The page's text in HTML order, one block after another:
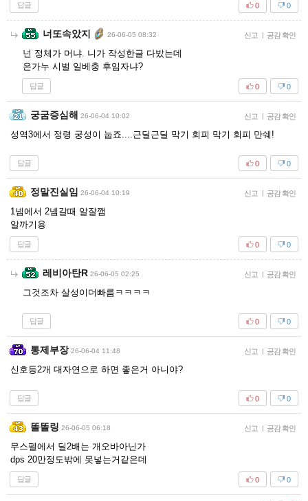
답글 0
0
너또속았지 26-06-05 08:32 신고 | 공감 확인
넌 정체가 머냐. 니가 작성한글 다밨는데
은가누 시벌 일베충 후임자냐?
답글 0
0
궁굼증심해 26-06-04 10:02 신고 | 공감 확인
성역3에서 정령 궁성이 눕죠....근딜근딜 막기 회피 막기 회피 만쉐!
답글 0
0
정말진실임 26-06-04 10:19 신고 | 공감 확인
1넴에서 2넴갈때 알잘깸
알까기용
답글 0
0
레비아탄R 26-06-05 02:25 신고 | 공감 확인
그것조차 살성이더빠름ㅋㅋㅋㅋ
답글 0
0
통제부장 26-06-04 11:48 신고 | 공감 확인
신호등2개 대자연으로 하면 좋은거 아니야?
답글 0
0
똘똘링 26-06-05 06:18 신고 | 공감 확인
무스펠에서 딜2배는 개오바아닌가
dps 20만정도밖에 못넣는거같은데
답글 0
0